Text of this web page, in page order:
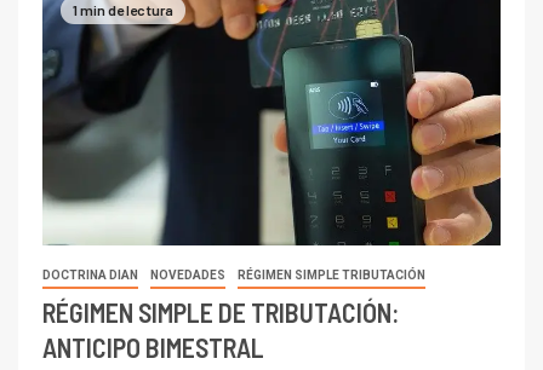
1 min de lectura
DOCTRINA DIAN NOVEDADES RÉGIMEN SIMPLE TRIBUTACIÓN
RÉGIMEN SIMPLE DE TRIBUTACIÓN:
ANTICIPO BIMESTRAL